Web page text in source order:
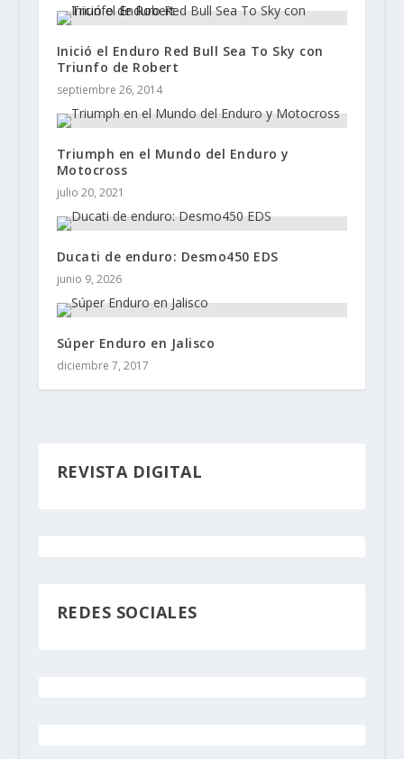
Inició el Enduro Red Bull Sea To Sky con
Triunfo de Robert
septiembre 26, 2014
Triumph en el Mundo del Enduro y
Motocross
julio 20, 2021
Ducati de enduro: Desmo450 EDS
junio 9, 2026
Súper Enduro en Jalisco
diciembre 7, 2017
REVISTA DIGITAL
REDES SOCIALES